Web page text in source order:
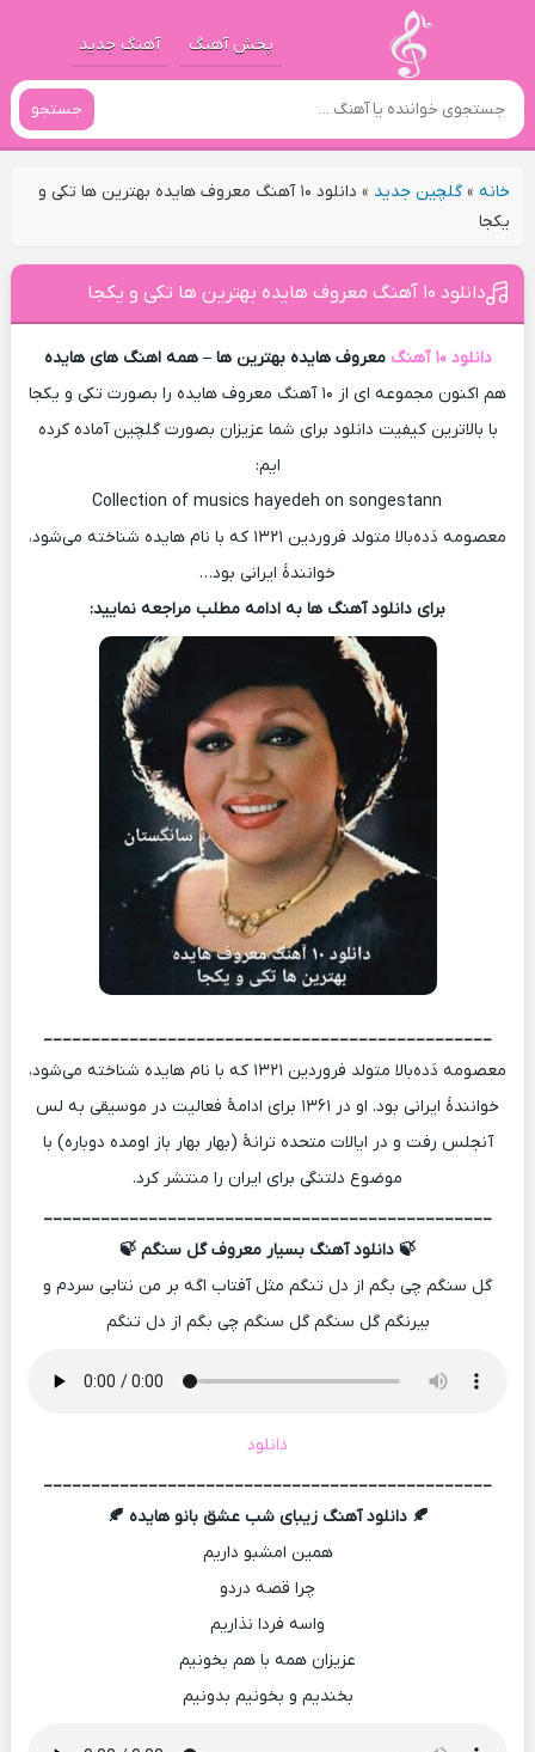
پخش آهنگ آهنگ جدید
جستجو
خانه» گلچین جدید »
دانلود ۱۰ آهنگ معروف هایده بهترین ها تکی و
یکجا
دانلود ۱۰ آهنگ معروف هایده بهترین ها تکی و یکجا
دانلود ۱۰ آهنگ
معروف هایده بهترین ها – همه اهنگ های هایده
هم اکنون مجموعه ای از ۱۰ آهنگ معروف هایده را بصورت تکی و یکجا
با بالاترین کیفیت دانلود برای شما عزیزان بصورت گلچین آماده کرده
ایم:
معصومه دَده‌بالا متولد فروردین ۱۳۲۱ که با نام هایده شناخته می‌شود،
خوانندهٔ ایرانی بود…
برای دانلود آهنگ ها به ادامه مطلب مراجعه نمایید:
_______________________________________________
معصومه دَده‌بالا متولد فروردین ۱۳۲۱ که با نام هایده شناخته می‌شود،
خوانندهٔ ایرانی بود. او در ۱۳۶۱ برای ادامهٔ فعالیت در موسیقی به لس
آنجلس رفت و در ایالات متحده ترانهٔ (بهار بهار باز اومده دوباره) با
موضوع دلتنگی برای ایران را منتشر کرد.
_______________________________________________
🍃 دانلود آهنگ بسیار معروف گل سنگم 🍃
گل سنگم چی بگم از دل تنگم مثل آفتاب اگه بر من نتابی سردم و
بیرنگم گل سنگم گل سنگم چی بگم از دل تنگم
دانلود
_______________________________________________
🍂 دانلود آهنگ زیبای شب عشق بانو هایده 🍂
همین امشبو داریم
چرا قصه دردو
واسه فردا نذاریم
عزیزان همه با هم بخونیم
بخندیم و بخونیم بدونیم